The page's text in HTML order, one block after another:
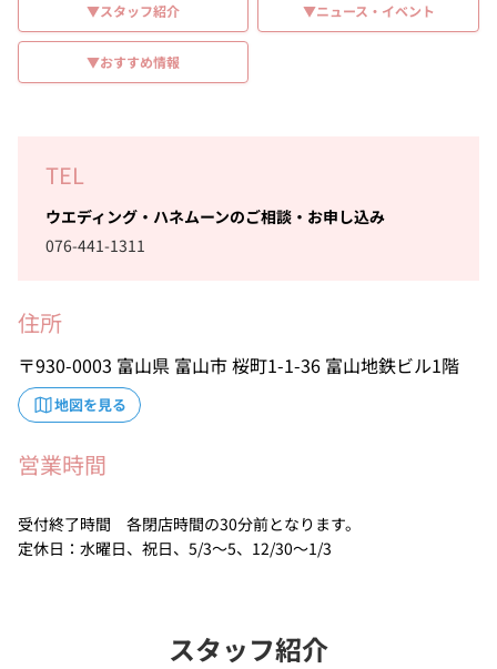
▼スタッフ紹介 ▼ニュース・イベント
▼おすすめ情報
TEL
ウエディング・ハネムーンのご相談・お申し込み
076-441-1311
住所
930-0003 富山県 富山市桜町1-1-36 富山地鉄ビル1階
地図を見る
営業時間
受付終了時間 各閉店時間の30分前となります。
定休日：水曜日、祝日、5/3～5、12/30～1/3
スタッフ紹介